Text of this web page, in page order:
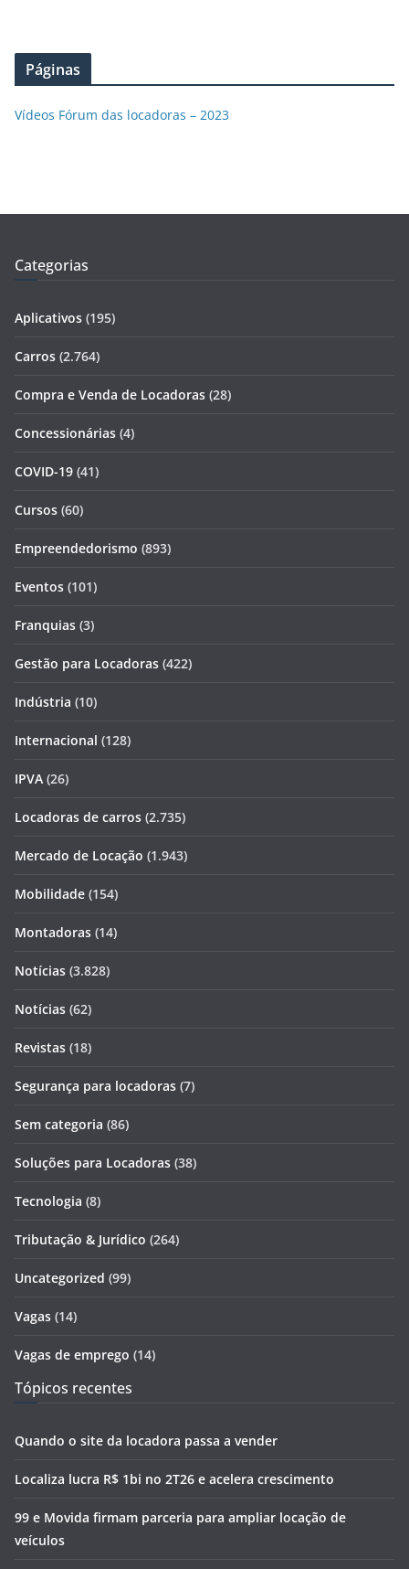
Páginas
Vídeos Fórum das locadoras – 2023
Categorias
Aplicativos (195)
Carros (2.764)
Compra e Venda de Locadoras (28)
Concessionárias (4)
COVID-19 (41)
Cursos (60)
Empreendedorismo (893)
Eventos (101)
Franquias (3)
Gestão para Locadoras (422)
Indústria (10)
Internacional (128)
IPVA (26)
Locadoras de carros (2.735)
Mercado de Locação (1.943)
Mobilidade (154)
Montadoras (14)
Notícias (3.828)
Notícias (62)
Revistas (18)
Segurança para locadoras (7)
Sem categoria (86)
Soluções para Locadoras (38)
Tecnologia (8)
Tributação & Jurídico (264)
Uncategorized (99)
Vagas (14)
Vagas de emprego (14)
Tópicos recentes
Quando o site da locadora passa a vender
Localiza lucra R$ 1bi no 2T26 e acelera crescimento
99 e Movida firmam parceria para ampliar locação de
veículos